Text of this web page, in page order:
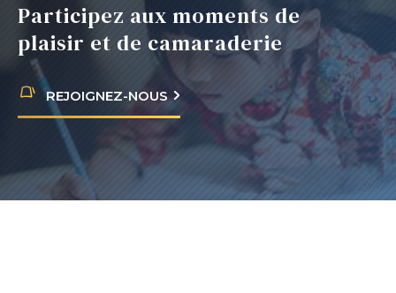
Participez aux moments de
plaisir et de camaraderie
REJOIGNEZ-NOUS